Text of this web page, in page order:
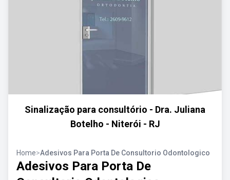
Sinalização para consultório - Dra. Juliana
Botelho - Niterói - RJ
Home>Adesivos Para Porta De Consultorio Odontologico
Adesivos Para Porta De